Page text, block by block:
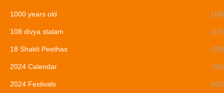
1000 years old (18)
108 divya stalam (17)
18 Shakti Peethas (28)
2024 Calendar (11)
2024 Festivals (41)